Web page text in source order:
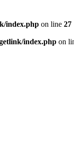
index.php on line 27
index.php on